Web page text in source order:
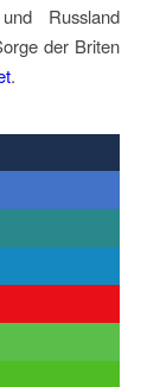
Russland
der Briten
.